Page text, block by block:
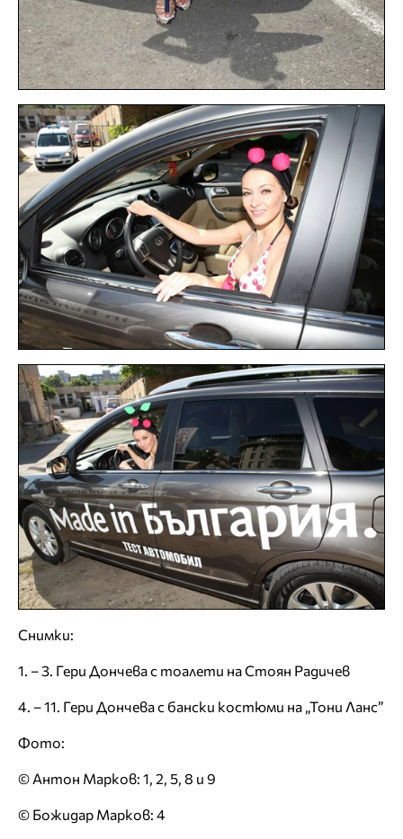
Снимки:
1. – 3. Гери Дончева с тоалети на Стоян Радичев
4. – 11. Гери Дончева с бански костюми на „Тони Ланс”
Фото:
© Антон Марков: 1, 2, 5, 8 и 9
© Божидар Марков: 4